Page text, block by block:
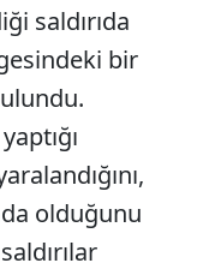
saldırıda
bir
olduğunu